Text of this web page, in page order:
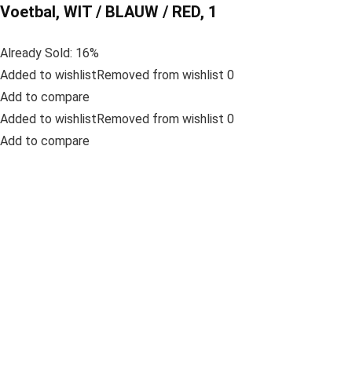
Voetbal, WIT / BLAUW / RED, 1
Already Sold: 16%
Added to wishlistRemoved from wishlist 0
Add to compare
Added to wishlistRemoved from wishlist 0
Add to compare